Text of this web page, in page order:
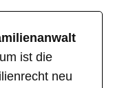
ist die
neu